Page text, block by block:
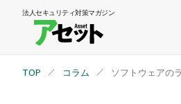
法人セキュリティ対策マガジン
TOP コラム ソフトウェアの